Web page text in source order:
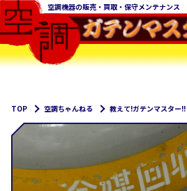
空調機器の販売・買取・保守メンテナン
TOP 空調ちゃんねる 教えて!ガテンマスター!!